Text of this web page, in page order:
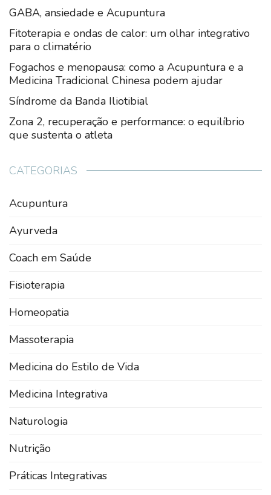
GABA, ansiedade e Acupuntura
Fitoterapia e ondas de calor: um olhar integrativo
para o climatério
Fogachos e menopausa: como a Acupuntura e a
Medicina Tradicional Chinesa podem ajudar
Síndrome da Banda Iliotibial
Zona 2, recuperação e performance: o equilíbrio
que sustenta o atleta
CATEGORIAS
Acupuntura
Ayurveda
Coach em Saúde
Fisioterapia
Homeopatia
Massoterapia
Medicina do Estilo de Vida
Medicina Integrativa
Naturologia
Nutrição
Práticas Integrativas